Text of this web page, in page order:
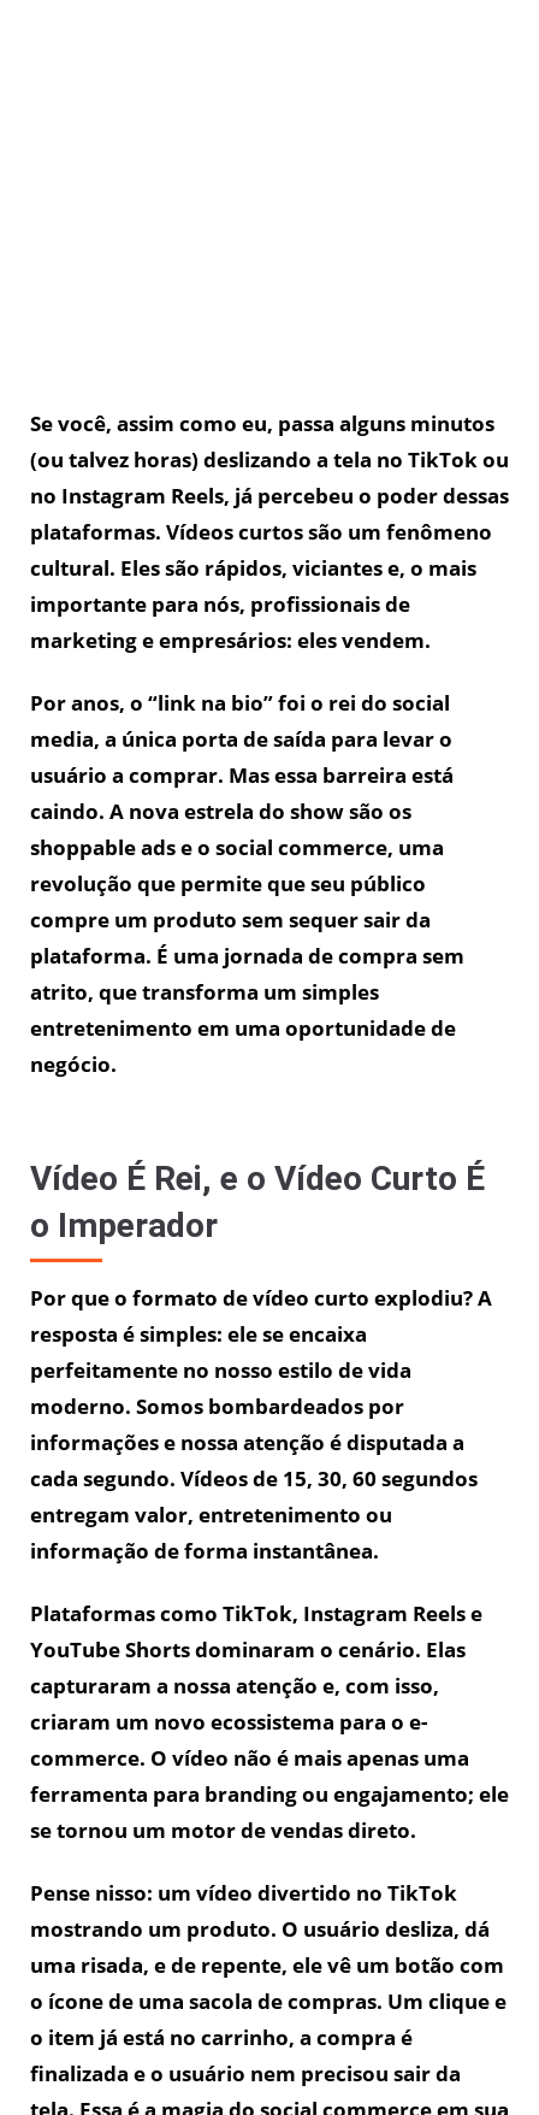
Se você, assim como eu, passa alguns minutos
(ou talvez horas) deslizando a tela no TikTok ou
no Instagram Reels, já percebeu o poder dessas
plataformas. Vídeos curtos são um fenômeno
cultural. Eles são rápidos, viciantes e, o mais
importante para nós, profissionais de
marketing e empresários: eles vendem.
Por anos, o “link na bio” foi o rei do social
media, a única porta de saída para levar o
usuário a comprar. Mas essa barreira está
caindo. A nova estrela do show são os
shoppable ads e o social commerce, uma
revolução que permite que seu público
compre um produto sem sequer sair da
plataforma. É uma jornada de compra sem
atrito, que transforma um simples
entretenimento em uma oportunidade de
negócio.
Vídeo É Rei, e o Vídeo Curto É
o Imperador
Por que o formato de vídeo curto explodiu? A
resposta é simples: ele se encaixa
perfeitamente no nosso estilo de vida
moderno. Somos bombardeados por
informações e nossa atenção é disputada a
cada segundo. Vídeos de 15, 30, 60 segundos
entregam valor, entretenimento ou
informação de forma instantânea.
Plataformas como TikTok, Instagram Reels e
YouTube Shorts dominaram o cenário. Elas
capturaram a nossa atenção e, com isso,
criaram um novo ecossistema para o e-
commerce. O vídeo não é mais apenas uma
ferramenta para branding ou engajamento; ele
se tornou um motor de vendas direto.
Pense nisso: um vídeo divertido no TikTok
mostrando um produto. O usuário desliza, dá
uma risada, e de repente, ele vê um botão com
o ícone de uma sacola de compras. Um clique e
o item já está no carrinho, a compra é
finalizada e o usuário nem precisou sair da
tela. Essa é a magia do social commerce em sua